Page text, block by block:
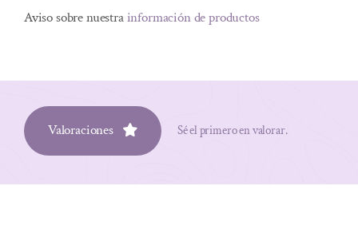
Aviso sobre nuestrainformación de productos
Valoraciones Sé el primero en valorar.